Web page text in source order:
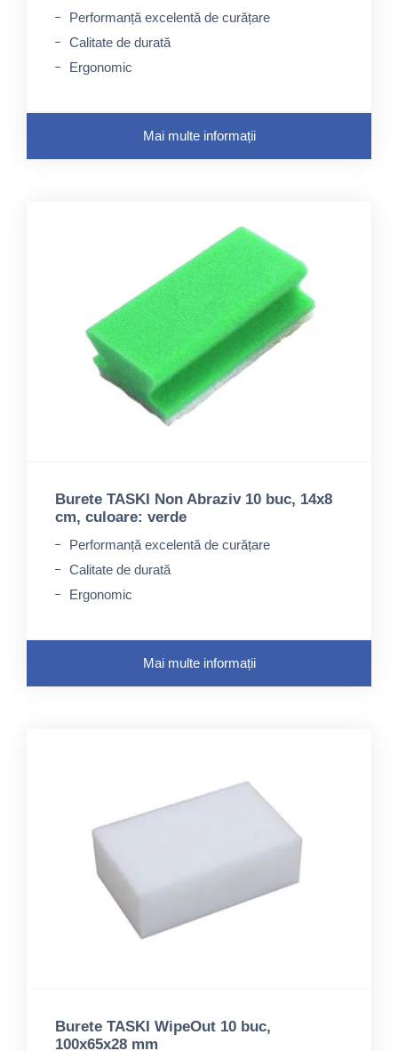
Performanță excelentă de curățare
Calitate de durată
Ergonomic
Mai multe informații
Burete TASKI Non Abraziv 10 buc, 14x8
cm, culoare: verde
Performanță excelentă de curățare
Calitate de durată
Ergonomic
Mai multe informații
Burete TASKI WipeOut 10 buc,
100x65x28 mm